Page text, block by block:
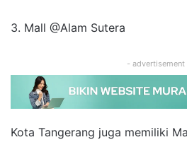
3. Mall @Alam Sutera
- advertisement
Kota Tangerang juga memiliki